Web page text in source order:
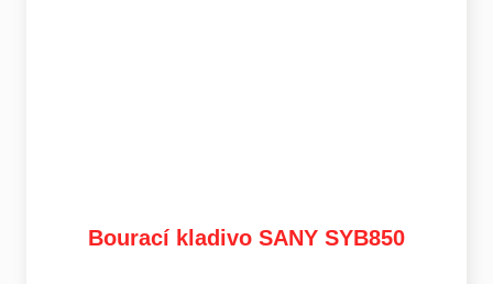
Bourací kladivo SANY SYB850